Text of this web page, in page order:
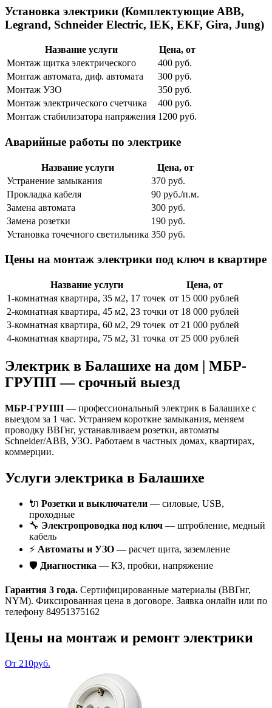
Установка электрики (Комплектующие ABB,
Legrand, Schneider Electric, IEK, EKF, Gira, Jung)
Название услуги
Цена, от
Монтаж щитка электрического
400 руб.
Монтаж автомата, диф. автомата
300 руб.
Монтаж УЗО
350 руб.
Монтаж электрического счетчика
400 руб.
Монтаж стабилизатора напряжения 1200 руб.
Аварийные работы по электрике
Название услуги
Цена, от
Устранение замыкания
370 руб.
Прокладка кабеля
90 руб./п.м.
Замена автомата
300 руб.
Замена розетки
190 руб.
Установка точечного светильника 350 руб.
Цены на монтаж электрики под ключ в квартире
Название услуги
Цена, от
1-комнатная квартира, 35 м2, 17 точек от 15 000 рублей
2-комнатная квартира, 45 м2, 23 точки от 18 000 рублей
3-комнатная квартира, 60 м2, 29 точек от 21 000 рублей
4-комнатная квартира, 75 м2, 31 точка от 25 000 рублей
Электрик в Балашихе на дом | МБР-
ГРУПП — срочный выезд
МБР-ГРУПП — профессиональный электрик в Балашихе с
выездом за 1 час. Устраняем короткие замыкания, меняем
проводку ВВГнг, устанавливаем розетки, автоматы
Schneider/ABB, УЗО. Работаем в частных домах, квартирах,
коммерции.
Услуги электрика в Балашихе
🔌 Розетки и выключатели — силовые, USB,
проходные
🔧 Электропроводка под ключ — штробление, медный
кабель
⚡ Автоматы и УЗО — расчет щита, заземление
🛡️ Диагностика — КЗ, пробки, напряжение
Гарантия 3 года. Сертифицированные материалы (ВВГнг,
NYM). Фиксированная цена в договоре. Заявка онлайн или по
телефону 84951375162
Цены на монтаж и ремонт электрики
От 210руб.